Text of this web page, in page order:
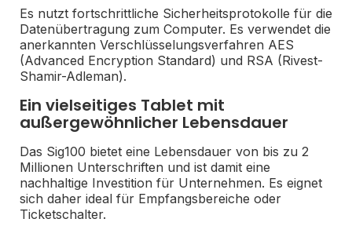
Es nutzt fortschrittliche Sicherheitsprotokolle für die
Datenübertragung zum Computer. Es verwendet die
anerkannten Verschlüsselungsverfahren AES
(Advanced Encryption Standard) und RSA (Rivest-
Shamir-Adleman).
Ein vielseitiges Tablet mit
außergewöhnlicher Lebensdauer
Das Sig100 bietet eine Lebensdauer von bis zu 2
Millionen Unterschriften und ist damit eine
nachhaltige Investition für Unternehmen. Es eignet
sich daher ideal für Empfangsbereiche oder
Ticketschalter.